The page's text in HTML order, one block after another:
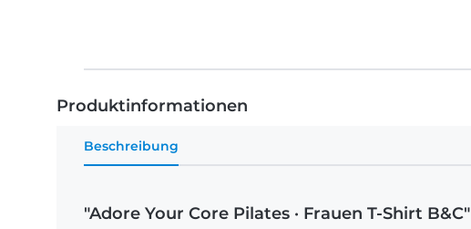
Produktinformationen
Beschreibung
"Adore Your Core Pilates · Frauen T-Shirt B&C"